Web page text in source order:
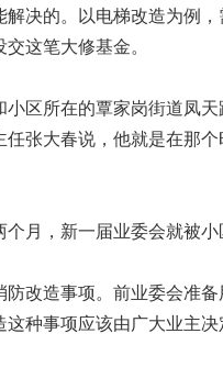
决的。以电梯改造为例
这笔大修基金。
区所在的覃家岗街道凤
张大春说，他就是在那
月，新一届业委会就被小
改造事项。前业委会准
种事项应该由广大业主